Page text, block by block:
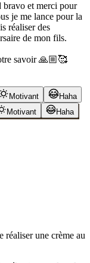
bravo et merci pour
je me lance pour la
réaliser des
de mon fils.
savoir 🙏🏼🥰
Motivant
Haha
Motivant
Haha
réaliser une crème au